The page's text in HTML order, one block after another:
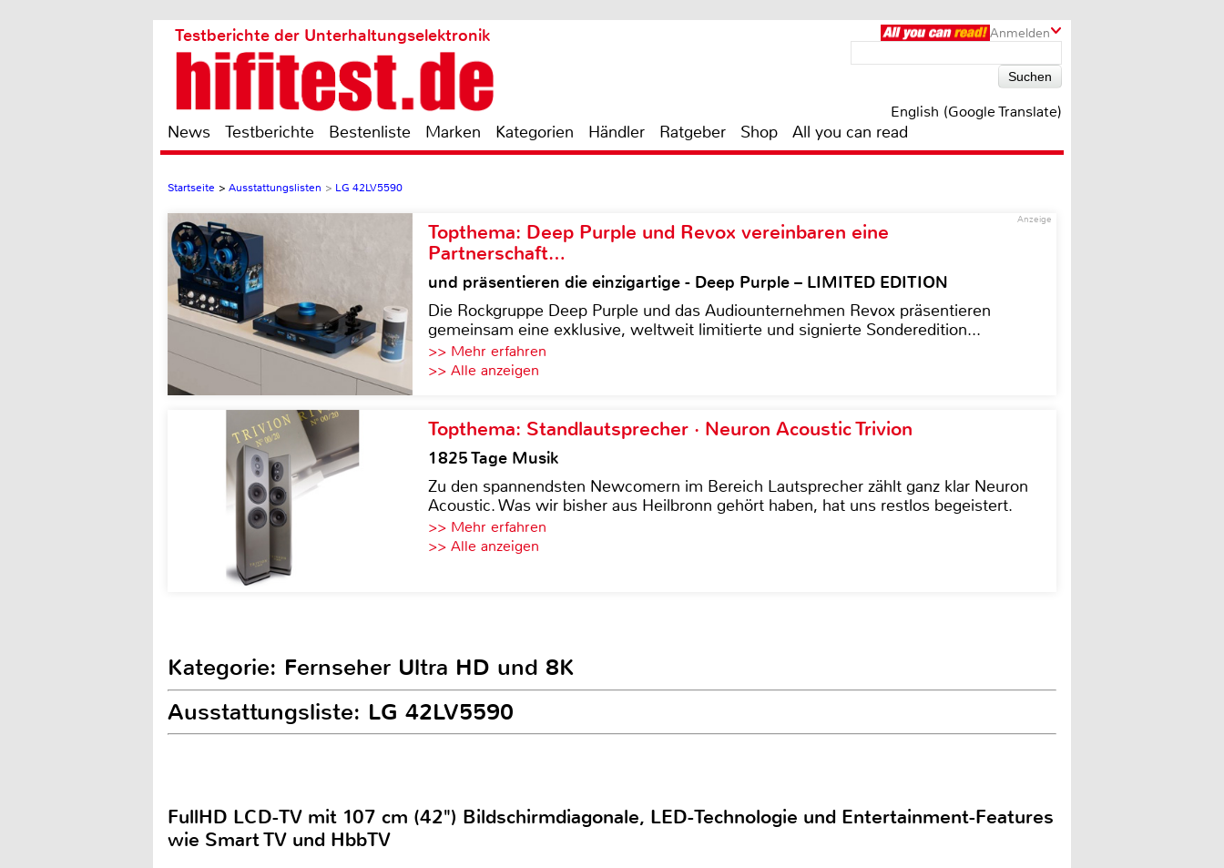
Anmelden
Testberichte der Unterhaltungselektronik
English (Google Translate)
News Testberichte Bestenliste Marken Kategorien Händler Ratgeber Shop All you can read
Startseite > Ausstattungslisten > LG 42LV5590
Anzeige
Topthema: Deep Purple und Revox vereinbaren eine
Partnerschaft…
und präsentieren die einzigartige - Deep Purple – LIMITED EDITION
Die Rockgruppe Deep Purple und das Audiounternehmen Revox präsentieren
gemeinsam eine exklusive, weltweit limitierte und signierte Sonderedition...
>> Mehr erfahren
>> Alle anzeigen
Topthema: Standlautsprecher · Neuron Acoustic Trivion
1825 Tage Musik
Zu den spannendsten Newcomern im Bereich Lautsprecher zählt ganz klar Neuron
Acoustic. Was wir bisher aus Heilbronn gehört haben, hat uns restlos begeistert.
>> Mehr erfahren
>> Alle anzeigen
Kategorie: Fernseher Ultra HD und 8K
Ausstattungsliste: LG 42LV5590
FullHD LCD-TV mit 107 cm (42") Bildschirmdiagonale, LED-Technologie und Entertainment-Features
wie Smart TV und HbbTV